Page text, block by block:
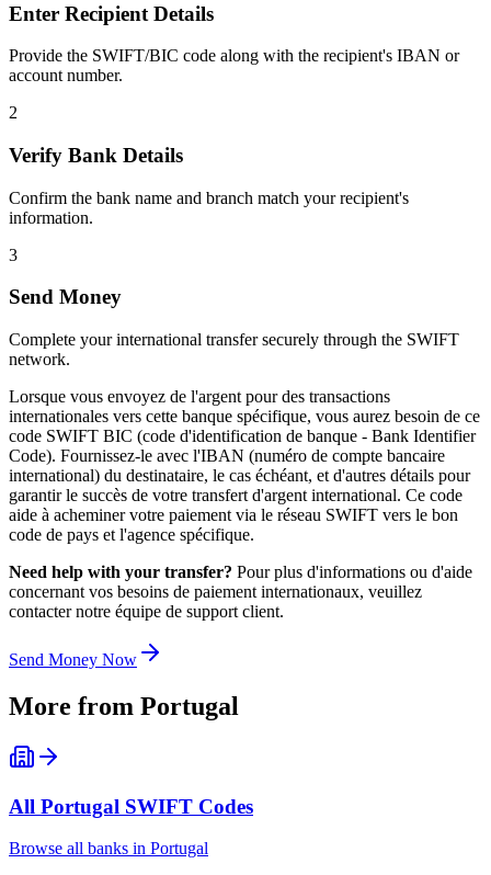
Enter Recipient Details
Provide the SWIFT/BIC code along with the recipient's IBAN or
account number.
2
Verify Bank Details
Confirm the bank name and branch match your recipient's
information.
3
Send Money
Complete your international transfer securely through the SWIFT
network.
Lorsque vous envoyez de l'argent pour des transactions
internationales vers cette banque spécifique, vous aurez besoin de ce
code SWIFT BIC (code d'identification de banque - Bank Identifier
Code). Fournissez-le avec l'IBAN (numéro de compte bancaire
international) du destinataire, le cas échéant, et d'autres détails pour
garantir le succès de votre transfert d'argent international. Ce code
aide à acheminer votre paiement via le réseau SWIFT vers le bon
code de pays et l'agence spécifique.
Need help with your transfer? Pour plus d'informations ou d'aide
concernant vos besoins de paiement internationaux, veuillez
contacter notre équipe de support client.
Send Money Now
More from Portugal
All Portugal SWIFT Codes
Browse all banks in Portugal